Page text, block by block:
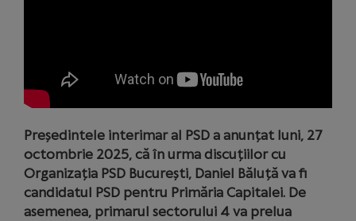
Președintele interimar al PSD a anunțat luni, 27
octombrie 2025, că în urma discuțiilor cu
Organizația PSD București, Daniel Băluță va fi
candidatul PSD pentru Primăria Capitalei. De
asemenea, primarul sectorului 4 va prelua